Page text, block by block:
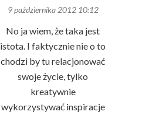
9 października 2012 10:12
No ja wiem, że taka jest
istota. I faktycznie nie o to
chodzi by tu relacjonować
swoje życie, tylko
kreatywnie
wykorzystywać inspiracje